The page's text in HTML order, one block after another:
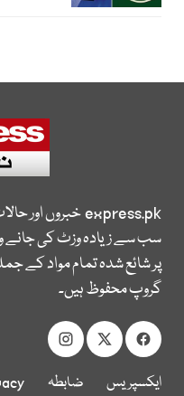
express.pkخبروں اور
سب سے زیادہ وزٹ کی
پر شائع شدہ تمام مواد کے
گروپ محفوظ ہیں۔
ایکسپریس
ضابطہ